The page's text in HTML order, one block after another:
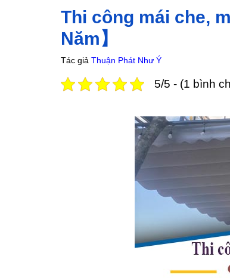
Thi công mái che,
Năm】
Tác giả Thuận Phát Như Ý
5/5 - (1 bình